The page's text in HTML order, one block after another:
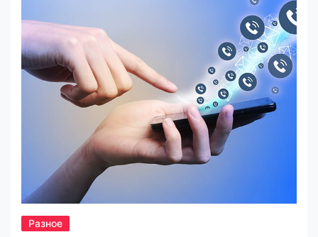
кожному куточку вашої оселі. Створюємо
атмосферу відпочинку у спальні Спальня – це
особливе місце, де починається і закінчується
наш день. Тут все […]
Разное